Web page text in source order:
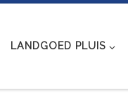
LANDGOED PLUIS